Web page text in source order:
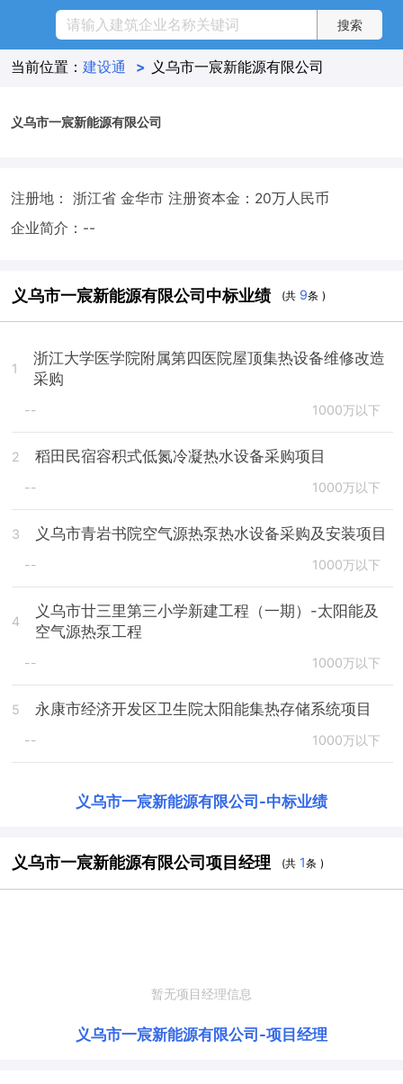
当前位置： 建设通 > 义乌市一宸新能源有限公司
义乌市一宸新能源有限公司
注册地： 浙江省 金华市 注册资本金：20万人民币
企业简介：--
义乌市一宸新能源有限公司中标业绩 (共 9条 )
1
浙江大学医学院附属第四医院屋顶集热设备维修改造
采购
-- 1000万以下
2 稻田民宿容积式低氮冷凝热水设备采购项目
-- 1000万以下
3 义乌市青岩书院空气源热泵热水设备采购及安装项目
-- 1000万以下
4
义乌市廿三里第三小学新建工程（一期）-太阳能及
空气源热泵工程
-- 1000万以下
5 永康市经济开发区卫生院太阳能集热存储系统项目
-- 1000万以下
义乌市一宸新能源有限公司 -中标业绩
义乌市一宸新能源有限公司项目经理 (共 1条 )
暂无项目经理信息
义乌市一宸新能源有限公司 -项目经理